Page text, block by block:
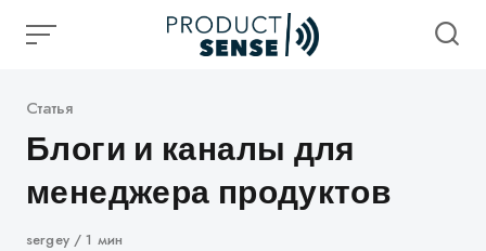
Категория
Статья
Блоги и каналы для
менеджера продуктов
Автор
sergey 1 мин